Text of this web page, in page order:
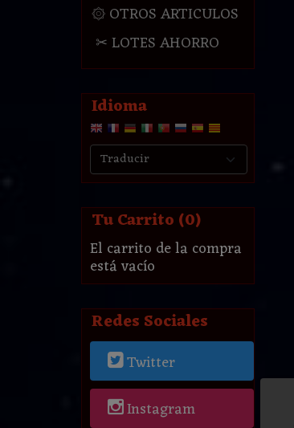
۞ OTROS ARTICULOS
✂ LOTES AHORRO
Idioma
Tu Carrito (0)
El carrito de la compra
está vacío
Redes Sociales
Twitter
Instagram